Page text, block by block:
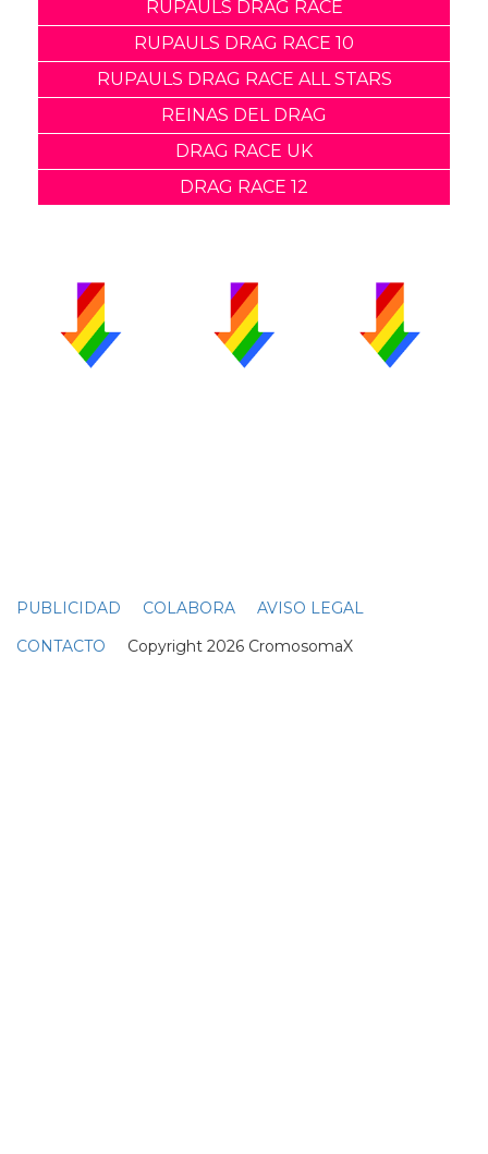
RUPAULS DRAG RACE
RUPAULS DRAG RACE 10
RUPAULS DRAG RACE ALL STARS
REINAS DEL DRAG
DRAG RACE UK
DRAG RACE 12
PUBLICIDAD COLABORA
AVISO LEGAL
CONTACTO Copyright 2026 CromosomaX